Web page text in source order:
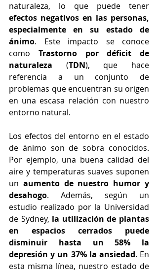
efectos negativos en las personas,
especialmente en su estado de
ánimo. Este impacto se conoce
como Trastorno por déficit de
naturaleza (TDN), que hace
referencia a un conjunto de
problemas que encuentran su origen
en una escasa relación con nuestro
entorno natural.
Los efectos del entorno en el estado
de ánimo son de sobra conocidos.
Por ejemplo, una buena calidad del
aire y temperaturas suaves suponen
un aumento de nuestro humor y
desahogo. Además, según un
estudio realizado por la Universidad
de Sydney, la utilización de plantas
en espacios cerrados puede
disminuir hasta un 58% la
depresión y un 37% la ansiedad. En
esta misma línea, nuestro estado de